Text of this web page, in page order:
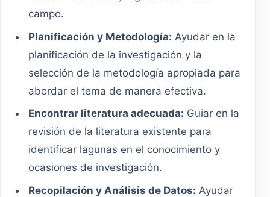
campo.
Planificación y Metodología: Ayudar en la
planificación de la investigación y la
selección de la metodología apropiada para
abordar el tema de manera efectiva.
Encontrar literatura adecuada: Guiar en la
revisión de la literatura existente para
identificar lagunas en el conocimiento y
ocasiones de investigación.
Recopilación y Análisis de Datos: Ayudar